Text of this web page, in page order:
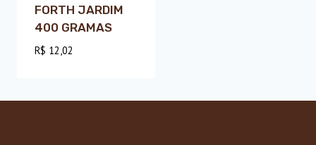
FORTH JARDIM
400 GRAMAS
R$ 12,02